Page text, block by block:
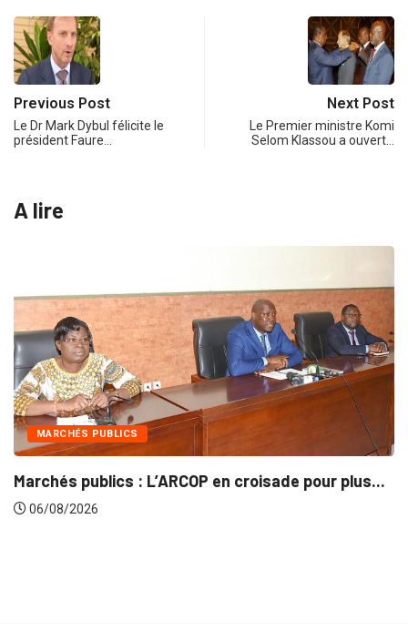
Previous Post
Le Dr Mark Dybul félicite le
président Faure…
Next Post
Le Premier ministre Komi
Selom Klassou a ouvert…
A lire
MARCHÉS PUBLICS
Marchés publics : L’ARCOP en croisade pour plus...
06/08/2026